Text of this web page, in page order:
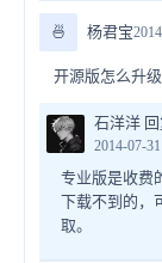
🍜 杨君宝
开源版怎么升
石洋洋
2014-07-
专业版是收费
下载不到的，
取。